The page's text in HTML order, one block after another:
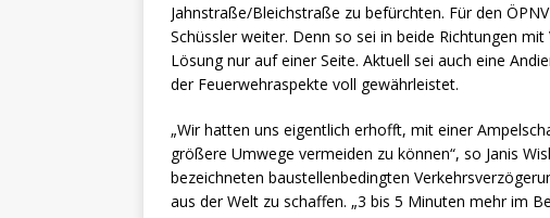
Jahnstraße/Bleichstraße zu befürchten. Für den
Schüssler weiter. Denn so sei in beide Richtungen
Lösung nur auf einer Seite. Aktuell sei auch eine
der Feuerwehraspekte voll gewährleistet.
„Wir hatten uns eigentlich erhofft, mit einer
größere Umwege vermeiden zu können“, so Janis
bezeichneten baustellenbedingten
aus der Welt zu schaffen. „3 bis 5 Minuten mehr im